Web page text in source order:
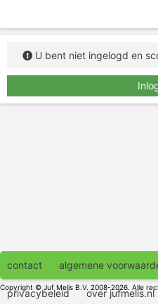
U bent niet ingelogd en
contact algemene
privacybeleid over jufmelis.nl
Copyright © Juf Melis B.V. 2008-2026. Alle